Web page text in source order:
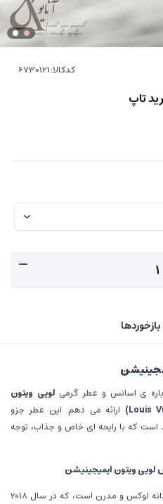
کدکالا:
تاپ
بازخوردها
ی اسانس و عطر گرمی لویی ویتون
ارائه می دهم. این عطر جزو
که با رایحه ای خاص و جذاب، توجه
لویی ویتون ایمیجینیشن
یک عطر مردانه لوکس و مدرن است، که در سال 2018